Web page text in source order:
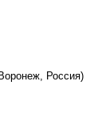
Россия)